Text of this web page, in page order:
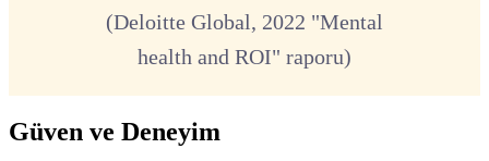
(Deloitte Global, 2022 "Mental
health and ROI" raporu)
Güven ve Deneyim